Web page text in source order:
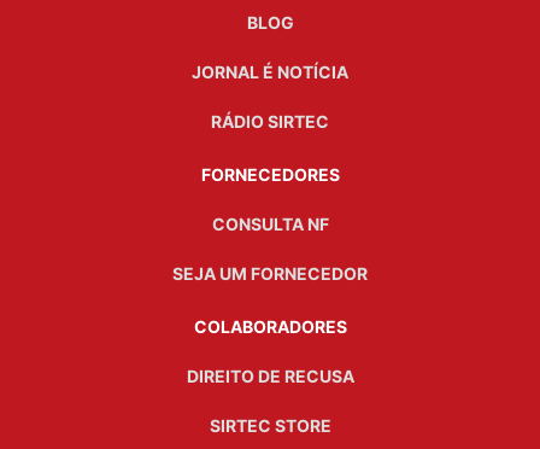
BLOG
JORNAL É NOTÍCIA
RÁDIO SIRTEC
FORNECEDORES
CONSULTA NF
SEJA UM FORNECEDOR
COLABORADORES
DIREITO DE RECUSA
SIRTEC STORE